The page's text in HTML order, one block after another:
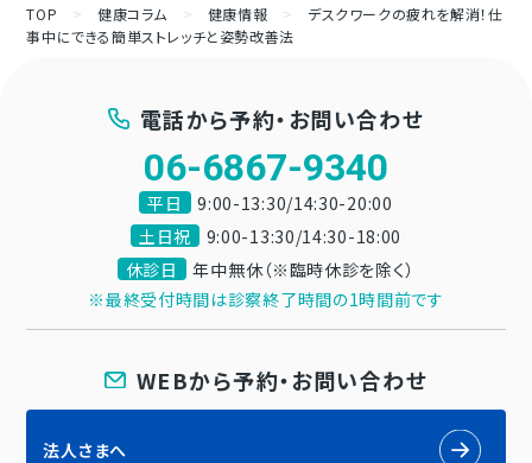
TOP >健康コラム > 健康情報 > デスクワークの疲れを解消！仕
事中にできる簡単ストレッチと姿勢改善法
電話から予約・お問い合わせ
06-6867-9340
平日
9:00-13:30/14:30-20:00
土日祝
9:00-13:30/14:30-18:00
休診日
年中無休（※臨時休診を除く）
※最終受付時間は診察終了時間の1時間前です
WEBから予約・お問い合わせ
法人さまへ